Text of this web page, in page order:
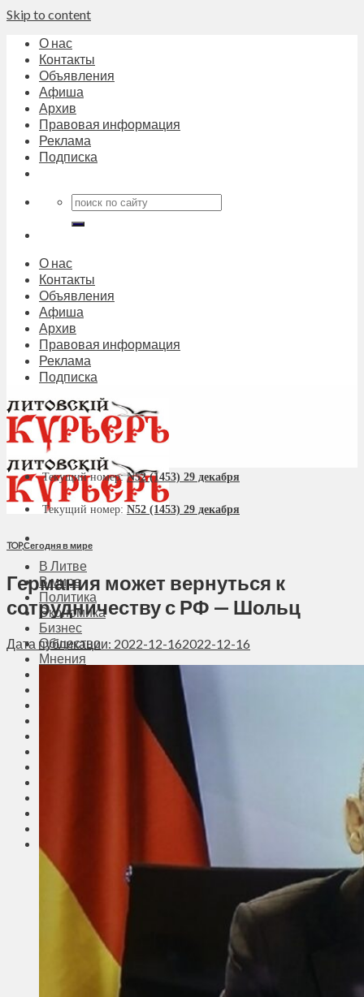
Skip to content
О нас
Контакты
Объявления
Афиша
Архив
Правовая информация
Реклама
Подписка
О нас
Контакты
Объявления
Афиша
Архив
Правовая информация
Реклама
Подписка
В Литве
В мире
Политика
Экономика
Бизнес
Общество
Мнения
Больше
Фоторепортаж
ЛК рекомендует
Сеньорам
Образование
Здравоохранение
Экология
Происшествия
Приграничье
Текущий номер:N52 (1453) 29 декабря
Текущий номер: N52 (1453) 29 декабря
TOP,Сегодня в мире
Германия может вернуться к
сотрудничеству с РФ — Шольц
Дата публикации: 2022-12-162022-12-16